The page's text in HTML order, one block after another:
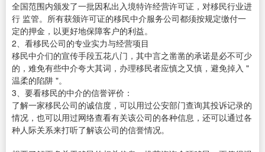
全国范围内颁发了一批因私出入境特许经营许可证，对移民行业进
行 监管。所有获颁许可证的移民中介服务公司都须按规定缴付一
定的押金，以更好地保障客户的利益。
2、看移民公司的专业实力与经营项目
移民中介们的宣传手段五花八门，其中言之凿凿的承诺是必不可少
的，难免有些中介夸大其词，办理移民者应慎之又慎，避免掉入 "
温柔的陷阱 "。
3、要看移民的中介的信誉评价：
了解一家移民公司的诚信度，可以用过公安部门查询其投诉记录的
情况，也可以用过网络查看有关该公司的各种信息，还可以通过各
种人际关系来打听了解该公司的信誉情况。